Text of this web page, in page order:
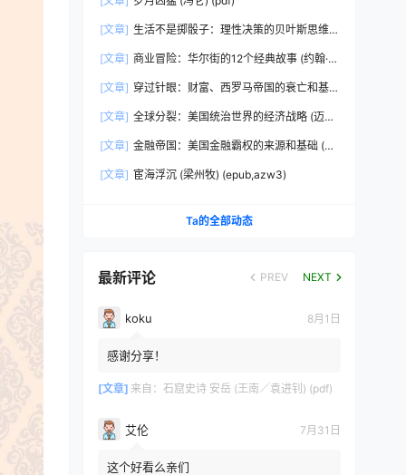
[文章] 生活不是掷骰子：理性决策的贝叶斯思维
[文章] 商业冒险：华尔街的12个经典故事 (约翰·布
[文章] 穿过针眼：财富、西罗马帝国的衰亡和基
(epub,azw3,pdf)
[文章] 全球分裂：美国统治世界的经济战略 (迈克
[文章] 金融帝国：美国金融霸权的来源和基础 (迈
[文章] 宦海浮沉 (梁州牧) (epub,azw3)
Ta的全部动态
最新评论 PREV NEXT
koku 8月1日
感谢分享！
[文章] 来自： 石窟史诗 安岳 (王南／袁进钊) (pdf)
艾伦 7月31日
这个好看么亲们